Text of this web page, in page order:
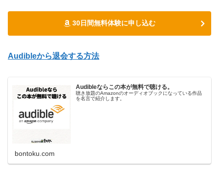
30日間無料体験に申し込む
Audibleから退会する方法
Audibleならこの本が無料で聴ける。
聴き放題のAmazonのオーディオブックになっている作品
を名言で紹介します。
bontoku.com